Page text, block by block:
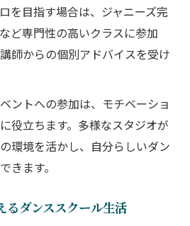
を目指す場合は、ジャニーズ完
ど専門性の高いクラスに参加
師からの個別アドバイスを受け
ントへの参加は、モチベーショ
役立ちます。多様なスタジオが
環境を活かし、自分らしいダン
きます。
るダンススクール生活